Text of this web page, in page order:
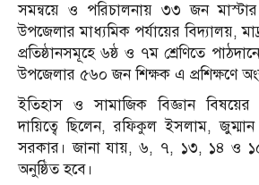
সমন্বয়ে ও পরিচালনায় ৩৩ জন
উপজেলার মাধ্যমিক পর্যায়ের বিদ্যালয়,
প্রতিষ্ঠানসমূহে ৬ষ্ঠ ও ৭ম শ্রেণিতে
উপজেলার ৫৬০ জন শিক্ষক এ প্রশিক্ষণে
ইতিহাস ও সামাজিক বিজ্ঞান বিষয়ের
দায়িত্বে ছিলেন, রফিকুল ইসলাম,
সরকার। জানা যায়, ৬, ৭, ১৩, ১৪ ও ১৫
অনুষ্ঠিত হবে।